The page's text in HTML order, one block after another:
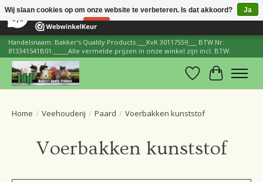
206 Reviews ×
Handelsnaam: Bakker's Quality Products.___KvK 30117559___ BTW.Nr:
813341541B01._____Alle vermelde prijzen in onze winkel zijn incl. BTW.
Verlanglijst
Home / Veehouderij / Paard / Voerbakken kunststof
Voerbakken kunststof
Wij slaan cookies op om onze website te verbeteren. Is dat akkoord?
Ja
Nee